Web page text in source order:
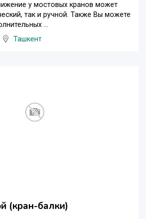
у мостовых кранов может
так и ручной. Также Вы можете
...
Ташкент
(кран-балки)